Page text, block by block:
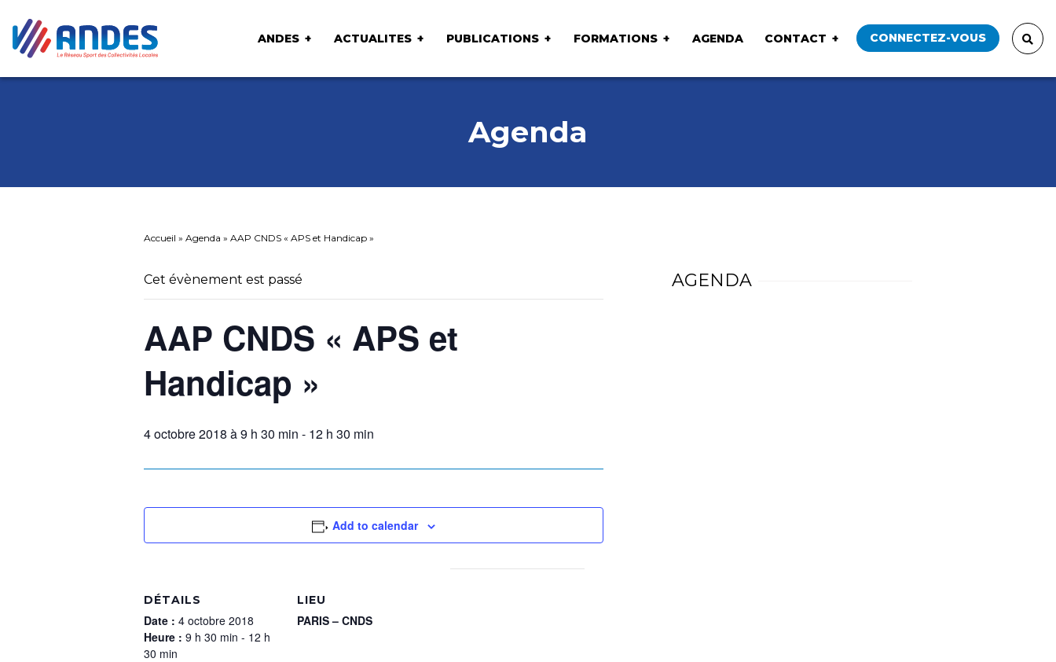
ANDES ACTUALITES PUBLICATIONS FORMATIONS AGENDA CONTACT CONNECTEZ-VOUS
Agenda
Accueil » Agenda » AAP CNDS « APS et Handicap »
Cet évènement est passé
AAP CNDS « APS et
Handicap »
4 octobre 2018 à 9 h 30 min - 12 h 30 min
Add to calendar
DÉTAILS
Date : 4 octobre 2018
Heure : 9 h 30 min - 12 h
30 min
LIEU
PARIS – CNDS
AGENDA